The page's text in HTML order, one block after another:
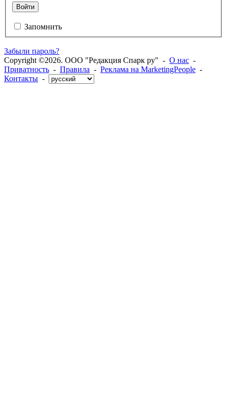
Войти
Запомнить
Забыли пароль?
Copyright ©2026. ООО "Редакция Спарк ру" - О нас -
Приватность - Правила - Реклама на MarketingPeople -
Контакты -